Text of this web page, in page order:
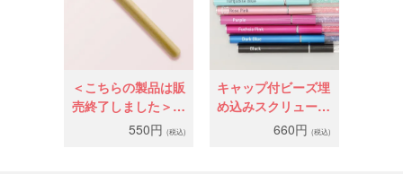
＜こちらの製品は販
売終了しました＞ボ
タニカルウッドブラ
550円 (税込)
キャップ付ビーズ埋
め込みスクリューブ
660円(税込)